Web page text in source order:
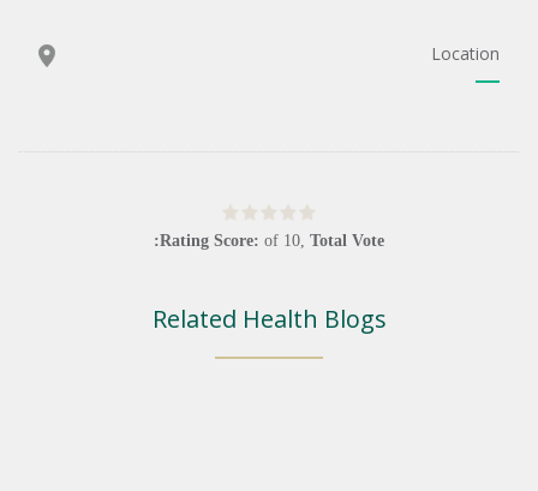
Location
Rating Score: of 10, Total Vote:
Related Health Blogs